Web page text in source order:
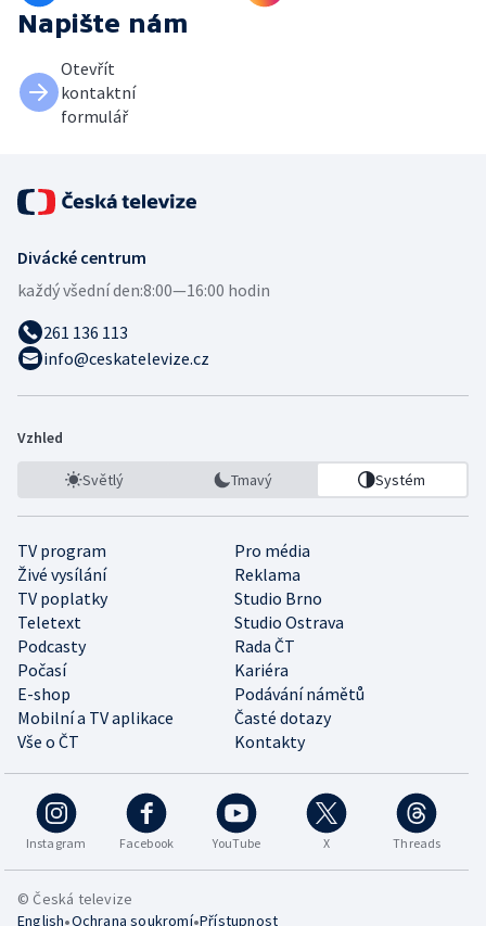
Napište nám
Otevřít
kontaktní
formulář
Divácké centrum
každý všední den:8:00—16:00 hodin
261 136 113
info@ceskatelevize.cz
Vzhled
Světlý Tmavý Systém
TV program
Pro média
Živé vysílání
Reklama
TV poplatky
Studio Brno
Teletext
Studio Ostrava
Podcasty
Rada ČT
Počasí
Kariéra
E-shop
Podávání námětů
Mobilní a TV aplikace
Časté dotazy
Vše o ČT
Kontakty
Instagram Facebook YouTube X Threads
© Česká televize
English•Ochrana soukromí•Přístupnost